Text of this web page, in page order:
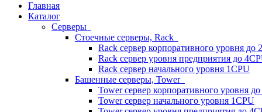
Главная
Каталог
Серверы
Стоечные серверы, Rack
Rack сервер корпоративного уровня до
Rack сервер уровня предприятия до
Rack сервер начального уровня 1CPU
Башенные серверы, Tower
Tower сервер корпоративного уровня
Tower сервер начального уровня 1CPU